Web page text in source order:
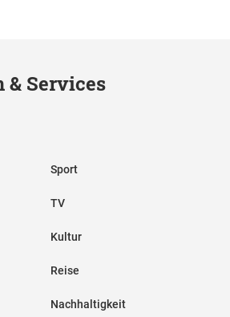
& Services
Sport
TV
Kultur
Reise
Nachhaltigkeit